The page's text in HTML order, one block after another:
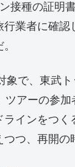
接種の証明
業者に確
で、東武
アーの参
インをつく
つ、再開の